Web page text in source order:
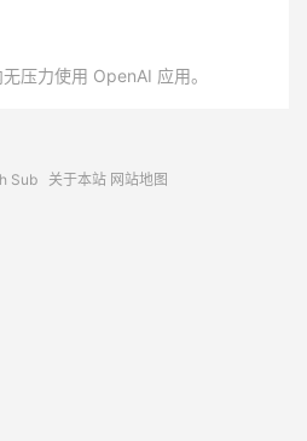
压力使用 OpenAI 应用。
Sub 关于本站 网站地图